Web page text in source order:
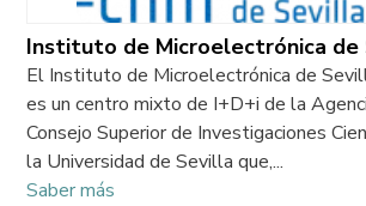
Instituto de Microelectrónica de
El Instituto de Microelectrónica de
es un centro mixto de I+D+i de la
Consejo Superior de Investigaciones
la Universidad de Sevilla que,...
Saber más